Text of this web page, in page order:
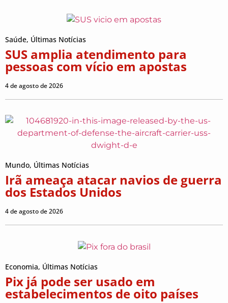
Saúde, Últimas Notícias
SUS amplia atendimento para
pessoas com vício em apostas
4 de agosto de 2026
Mundo, Últimas Notícias
Irã ameaça atacar navios de guerra
dos Estados Unidos
4 de agosto de 2026
Economia, Últimas Notícias
Pix já pode ser usado em
estabelecimentos de oito países